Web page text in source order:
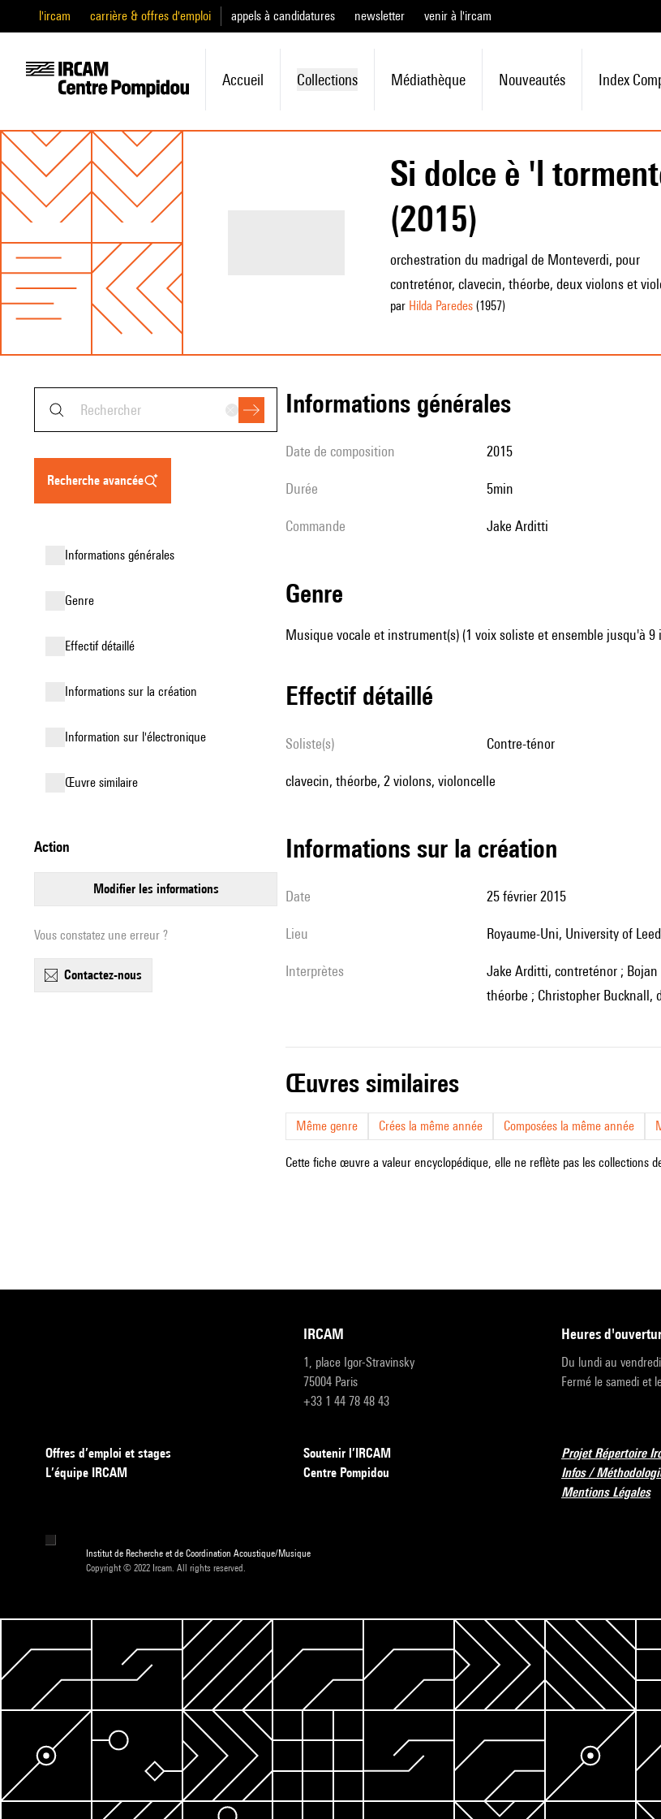
l'ircam carrière & offres d'emploi appels à candidatures newsletter venir à l'ircam
Accueil Collections Médiathèque Nouveautés Index
Si dolce è 'l
(2015)
orchestration du madrigal de Monteverdi, pour
contreténor, clavecin, théorbe, deux violons et
par Hilda Paredes(1957)
recherche avancée
informations générales
genre
effectif détaillé
informations sur la création
Information sur l'électronique
œuvre similaire
action
modifier les informations
Vous constatez une erreur ?
contactez-nous
informations générales
date de composition 2015
durée 5min
Commande Jake Arditti
genre
Musique vocale et instrument(s) (1 voix soliste et ensemble jusqu'à 9
effectif détaillé
Soliste(s) contre-ténor
clavecin, théorbe, 2 violons, violoncelle
informations sur la création
date 25 février 2015
lieu Royaume-Uni, University of
interprètes
Jake Arditti, contreténor ; Bojan Cicic, Kinga Ujszászi, violons ; Jon Rees, violoncelle ; Alex McCartney,
théorbe ; Christopher Bucknall,
œuvres similaires
Même genre Crées la même année Composées la même année
Cette fiche œuvre a valeur encyclopédique, elle ne reflète pas les collections
IRCAM
1, place Igor-Stravinsky
75004 Paris
+33 1 44 78 48 43
heures
Du lundi au
Fermé le samedi et
Offres d’emploi et stages
L’équipe IRCAM
Soutenir l’IRCAM
Centre Pompidou
Projet Répertoire
Infos /
Mentions Légales
Institut de Recherche et de Coordination Acoustique/Musique
Copyright © 2022 Ircam. All rights reserved.